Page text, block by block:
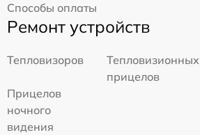
Способы оплаты
Ремонт устройств
Тепловизоров
Тепловизионных
прицелов
Прицелов
ночного
видения